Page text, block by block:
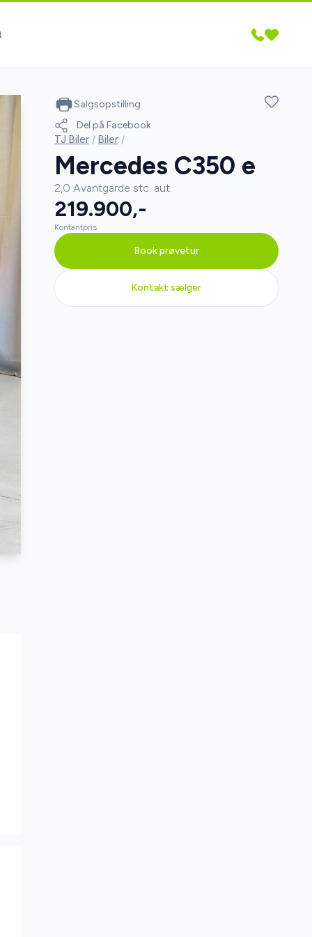
Salgsopstilling
Del på Facebook
TJ Biler / Biler /
Mercedes C350 e
2,0 Avantgarde stc. aut.
219.900,-
Kontantpris
Book prøvetur
Kontakt sælger